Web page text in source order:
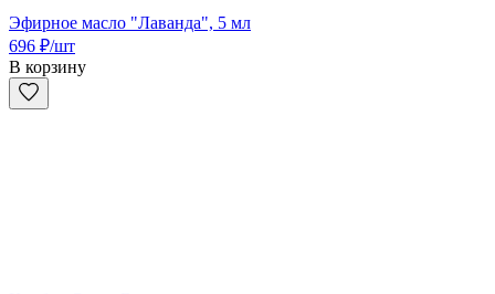
Эфирное масло "Лаванда", 5 мл
696 ₽/шт
В корзину